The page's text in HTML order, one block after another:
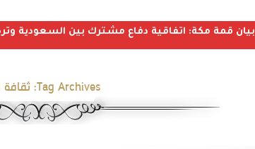
بيان قمة مكة: اتفاقية دفاع مشترك بين السعودية
Tag Archives: ثقافة